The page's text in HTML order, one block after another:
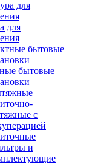
для
бытовые
с
и